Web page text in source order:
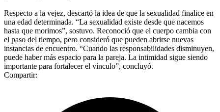
Respecto a la vejez, descartó la idea de que la sexualidad finalice en
una edad determinada. “La sexualidad existe desde que nacemos
hasta que morimos”, sostuvo. Reconoció que el cuerpo cambia con
el paso del tiempo, pero consideró que pueden abrirse nuevas
instancias de encuentro. “Cuando las responsabilidades disminuyen,
puede haber más espacio para la pareja. La intimidad sigue siendo
importante para fortalecer el vínculo”, concluyó.
Compartir: